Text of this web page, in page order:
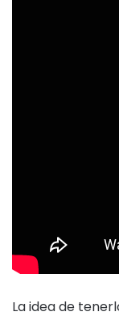
La idea de